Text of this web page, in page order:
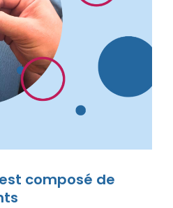
composé de